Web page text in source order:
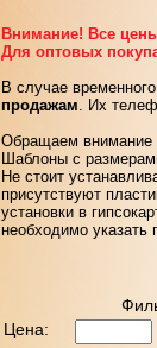
Внимание! Все
Для оптовых
В случае
продажам . Их
Обращаем внимание
Шаблоны с
Не стоит
присутствуют
установки в
необходимо указать
Цена: